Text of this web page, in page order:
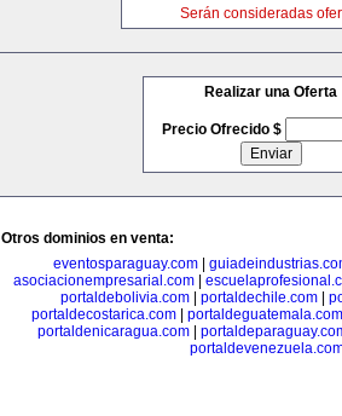
Serán consideradas
Realizar una Oferta
Precio Ofrecido $
Otros dominios en venta:
eventosparaguay.com
asociacionempresarial.com|
portaldebolivia.com| portaldechile.com|
portaldecostarica.com
portaldeguatemala.com
portaldenicaragua.com|